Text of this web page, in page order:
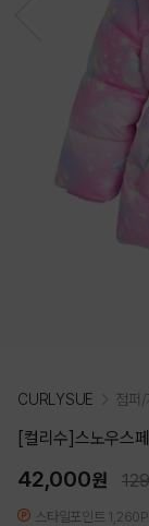
CURLYSUE 점퍼/
[컬리수]스노우스
42,000원
스타일포인트